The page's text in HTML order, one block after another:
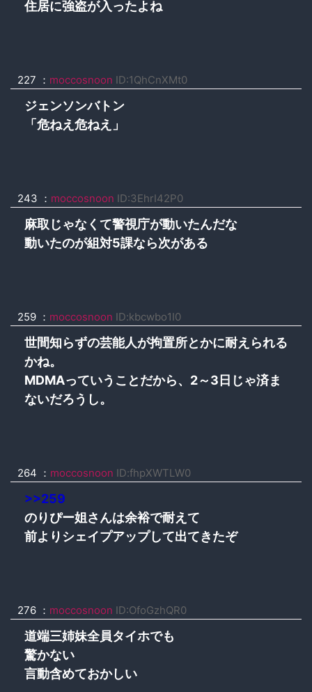
住居に強盗が入ったよね
227 ： moccosnoon ID:1QhCnXMt0
ジェンソンバトン
「危ねえ危ねえ」
243 ： moccosnoon ID:3EhrI42P0
麻取じゃなくて警視庁が動いたんだな
動いたのが組対5課なら次がある
259 ： moccosnoon ID:kbcwbo1I0
世間知らずの芸能人が拘置所とかに耐えられる
かね。
MDMAっていうことだから、2～3日じゃ済ま
ないだろうし。
264 ： moccosnoon ID:fhpXWTLW0
>>259
のりぴー姐さんは余裕で耐えて
前よりシェイプアップして出てきたぞ
276 ： moccosnoon ID:OfoGzhQR0
道端三姉妹全員タイホでも
驚かない
言動含めておかしい